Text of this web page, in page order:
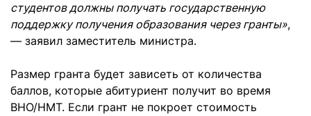
студентов должны получать государственную
поддержку получения образования через гранты»,
— заявил заместитель министра.
Размер гранта будет зависеть от количества
баллов, которые абитуриент получит во время
ВНО/НМТ. Если грант не покроет стоимость